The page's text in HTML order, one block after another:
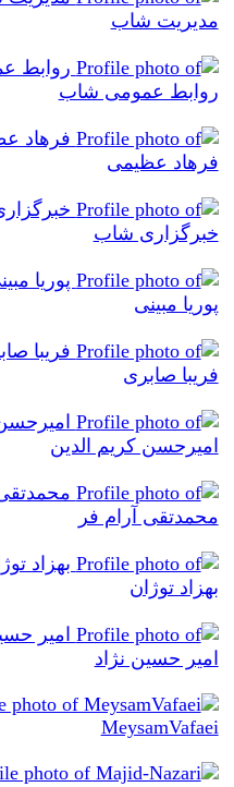
مدیریت شاب
روابط عمومی شاب
فرهاد عظیمی
خبرگزاری شاب
پوریا مبینی
فریبا صابری
امیرحسن کریم الدین
محمدتقی آرام فر
بهزاد توژان
امیر حسین نژاد
MeysamVafaei